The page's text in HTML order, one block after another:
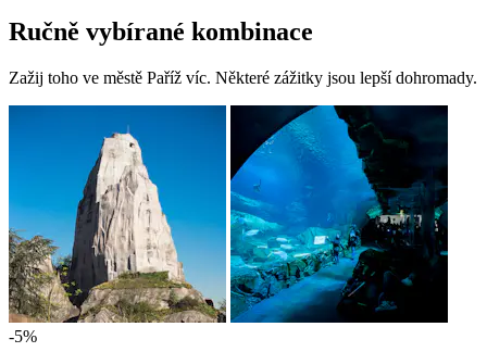
Ručně vybírané kombinace
Zažij toho ve městě Paříž víc. Některé zážitky jsou lepší dohromady.
-5%